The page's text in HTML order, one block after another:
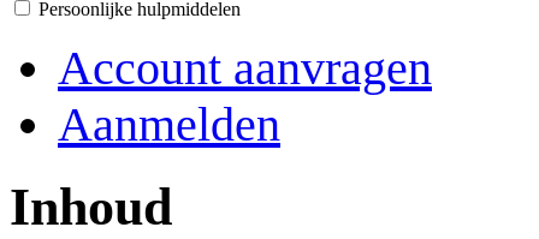
Persoonlijke hulpmiddelen
Account aanvragen
Aanmelden
Inhoud